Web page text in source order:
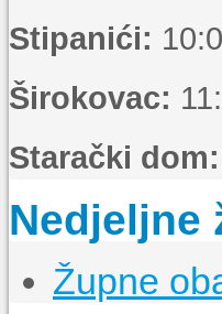
Stipanići:
Širokovac:
Starački dom:
Nedjeljne
Župne